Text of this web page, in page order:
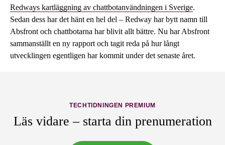
Redways kartläggning av chattbotanvändningen i Sverige.
Sedan dess har det hänt en hel del – Redway har bytt namn till
Absfront och chattbotarna har blivit allt bättre. Nu har Absfront
sammanställt en ny rapport och tagit reda på hur långt
utvecklingen egentligen har kommit under det senaste året.
TECHTIDNINGEN PREMIUM
Läs vidare – starta din prenumeration